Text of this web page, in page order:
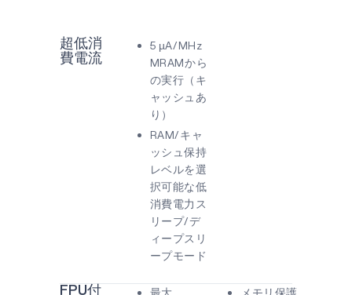
超低消
費電流
5 µA/MHz
MRAMから
の実行（キ
ャッシュあ
り）
RAM/キャ
ッシュ保持
レベルを選
択可能な低
消費電力ス
リープ/デ
ィープスリ
ープモード
FPU付
最大
メモリ保護